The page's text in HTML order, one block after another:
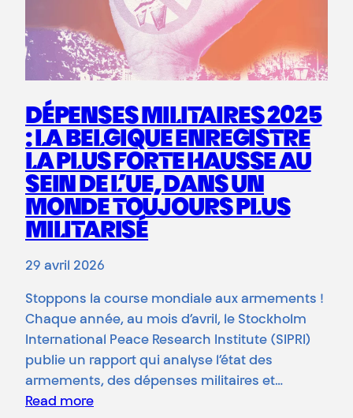
DÉPENSES MILITAIRES 2025
: LA BELGIQUE ENREGISTRE
LA PLUS FORTE HAUSSE AU
SEIN DE L’UE, DANS UN
MONDE TOUJOURS PLUS
MILITARISÉ
29 avril 2026
Stoppons la course mondiale aux armements !
Chaque année, au mois d’avril, le Stockholm
International Peace Research Institute (SIPRI)
publie un rapport qui analyse l’état des
armements, des dépenses militaires et…
Read more